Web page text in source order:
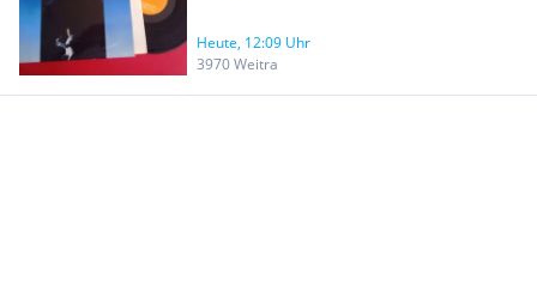
Heute, 12:09 Uhr
3970 Weitra